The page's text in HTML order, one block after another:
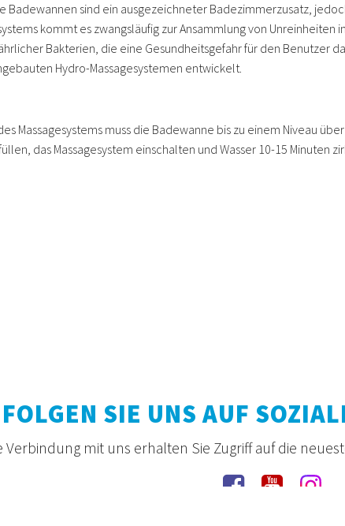
Badewannen sind ein ausgezeichneter Badezimmerzusatz,
kommt es zwangsläufig zur Ansammlung von
Bakterien, die eine Gesundheitsgefahr für den Benutzer
Hydro-Massagesystemen entwickelt.
Massagesystems muss die Badewanne bis zu einem Niveau
das Massagesystem einschalten und Wasser 10-15 Minuten
FOLGEN SIE UNS AUF
Verbindung mit uns erhalten Sie Zugriff auf die